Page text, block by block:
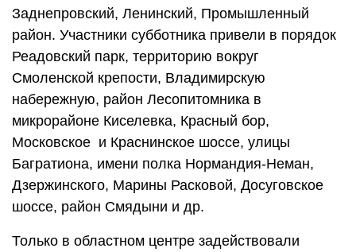
Заднепровский, Ленинский, Промышленный
район. Участники субботника привели в порядок
Реадовский парк, территорию вокруг
Смоленской крепости, Владимирскую
набережную, район Лесопитомника в
микрорайоне Киселевка, Красный бор,
Московское и Краснинское шоссе, улицы
Багратиона, имени полка Нормандия-Неман,
Дзержинского, Марины Расковой, Досуговское
шоссе, район Смядыни и др.
Только в областном центре задействовали